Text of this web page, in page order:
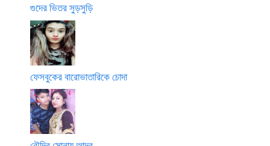
গুদের ভিতর সুড়সুড়ি
ফেসবুকের বারোভাতারিকে চোদা